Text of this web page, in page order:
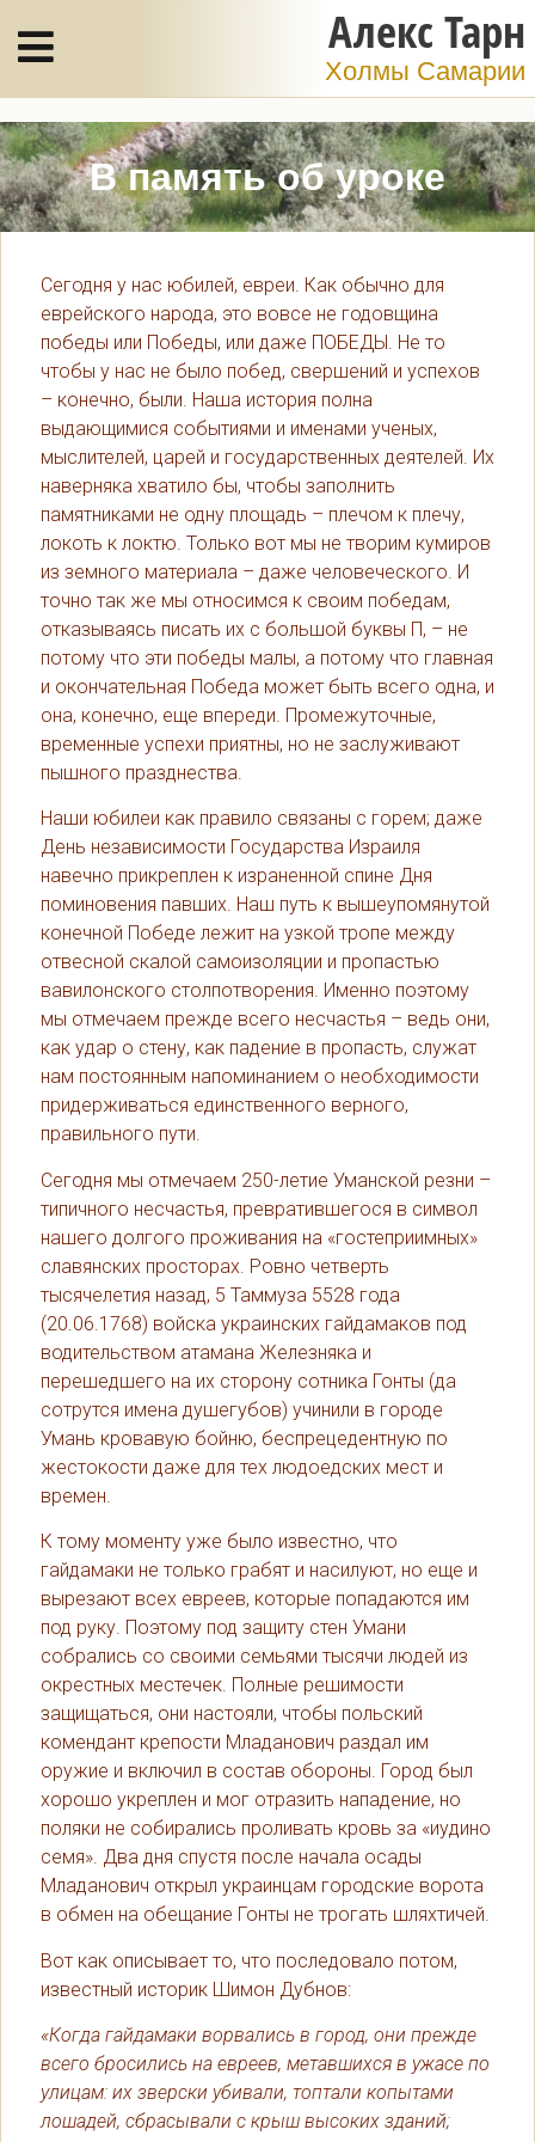
Алекс Тарн
Холмы Самарии
В память об уроке
Сегодня у нас юбилей, евреи. Как обычно для
еврейского народа, это вовсе не годовщина
победы или Победы, или даже ПОБЕДЫ. Не то
чтобы у нас не было побед, свершений и успехов
– конечно, были. Наша история полна
выдающимися событиями и именами ученых,
мыслителей, царей и государственных деятелей. Их
наверняка хватило бы, чтобы заполнить
памятниками не одну площадь – плечом к плечу,
локоть к локтю. Только вот мы не творим кумиров
из земного материала – даже человеческого. И
точно так же мы относимся к своим победам,
отказываясь писать их с большой буквы П, – не
потому что эти победы малы, а потому что главная
и окончательная Победа может быть всего одна, и
она, конечно, еще впереди. Промежуточные,
временные успехи приятны, но не заслуживают
пышного празднества.
Наши юбилеи как правило связаны с горем; даже
День независимости Государства Израиля
навечно прикреплен к израненной спине Дня
поминовения павших. Наш путь к вышеупомянутой
конечной Победе лежит на узкой тропе между
отвесной скалой самоизоляции и пропастью
вавилонского столпотворения. Именно поэтому
мы отмечаем прежде всего несчастья – ведь они,
как удар о стену, как падение в пропасть, служат
нам постоянным напоминанием о необходимости
придерживаться единственного верного,
правильного пути.
Сегодня мы отмечаем 250-летие Уманской резни –
типичного несчастья, превратившегося в символ
нашего долгого проживания на «гостеприимных»
славянских просторах. Ровно четверть
тысячелетия назад, 5 Таммуза 5528 года
(20.06.1768) войска украинских гайдамаков под
водительством атамана Железняка и
перешедшего на их сторону сотника Гонты (да
сотрутся имена душегубов) учинили в городе
Умань кровавую бойню, беспрецедентную по
жестокости даже для тех людоедских мест и
времен.
К тому моменту уже было известно, что
гайдамаки не только грабят и насилуют, но еще и
вырезают всех евреев, которые попадаются им
под руку. Поэтому под защиту стен Умани
собрались со своими семьями тысячи людей из
окрестных местечек. Полные решимости
защищаться, они настояли, чтобы польский
комендант крепости Младанович раздал им
оружие и включил в состав обороны. Город был
хорошо укреплен и мог отразить нападение, но
поляки не собирались проливать кровь за «иудино
семя». Два дня спустя после начала осады
Младанович открыл украинцам городские ворота
в обмен на обещание Гонты не трогать шляхтичей.
Вот как описывает то, что последовало потом,
известный историк Шимон Дубнов:
«Когда гайдамаки ворвались в город, они прежде
всего бросились на евреев, метавшихся в ужасе по
улицам: их зверски убивали, топтали копытами
лошадей, сбрасывали с крыш высоких зданий;